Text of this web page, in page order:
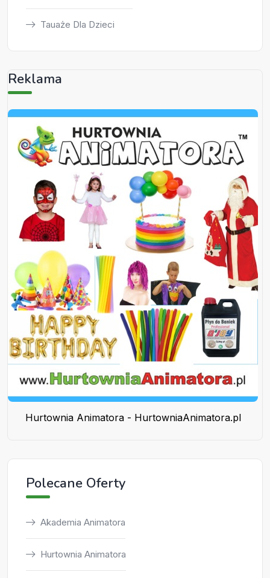
Tauaże Dla Dzieci
Reklama
Hurtownia Animatora - HurtowniaAnimatora.pl
Polecane Oferty
Akademia Animatora
Hurtownia Animatora